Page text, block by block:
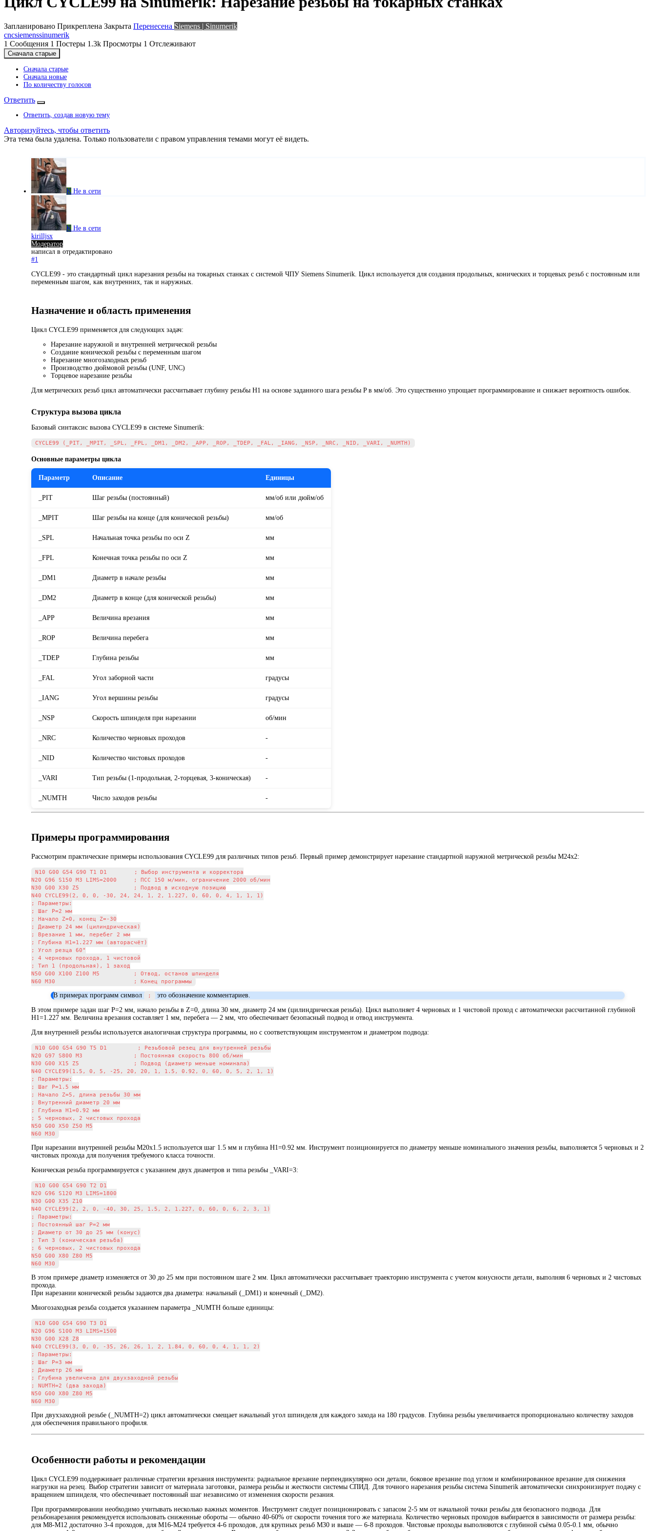
Запланировано Прикреплена Закрыта Перенесена Siemens | Sinumerik
cncsiemenssinumerik
1 Сообщения 1 Постеры 1.3k Просмотры 1 Отслеживают
Сначала старые
Сначала старые
Сначала новые
По количеству голосов
Ответить
Ответить, создав новую тему
Авторизуйтесь, чтобы ответить
Эта тема была удалена. Только пользователи с правом управления темами могут её видеть.
K Не в сети
K Не в сети
kirilljsx
Модератор
написал в отредактировано
#1
CYCLE99 - это стандартный цикл нарезания резьбы на токарных станках с системой ЧПУ Siemens Sinumerik. Цикл используется для создания продольных, конических и торцевых резьб с постоянным или
переменным шагом, как внутренних, так и наружных.
Назначение и область применения
Цикл CYCLE99 применяется для следующих задач:
Нарезание наружной и внутренней метрической резьбы
Создание конической резьбы с переменным шагом
Нарезание многозаходных резьб
Производство дюймовой резьбы (UNF, UNC)
Торцевое нарезание резьбы
Для метрических резьб цикл автоматически рассчитывает глубину резьбы H1 на основе заданного шага резьбы P в мм/об. Это существенно упрощает программирование и снижает вероятность ошибок.
Структура вызова цикла
Базовый синтаксис вызова CYCLE99 в системе Sinumerik:
Основные параметры цикла
Параметр Описание Единицы
_PIT Шаг резьбы (постоянный) мм/об или дюйм/об
_MPIT Шаг резьбы на конце (для конической резьбы) мм/об
_SPL Начальная точка резьбы по оси Z мм
_FPL Конечная точка резьбы по оси Z мм
_DM1 Диаметр в начале резьбы мм
_DM2 Диаметр в конце (для конической резьбы) мм
_APP Величина врезания мм
_ROP Величина перебега мм
_TDEP Глубина резьбы мм
_FAL Угол заборной части градусы
_IANG Угол вершины резьбы градусы
_NSP Скорость шпинделя при нарезании об/мин
_NRC Количество черновых проходов -
_NID Количество чистовых проходов -
_VARI Тип резьбы (1-продольная, 2-торцевая, 3-коническая) -
_NUMTH Число заходов резьбы -
Примеры программирования
Рассмотрим практические примеры использования CYCLE99 для различных типов резьб. Первый пример демонстрирует нарезание стандартной наружной метрической резьбы M24x2:
N10 G00 G54 G90 T1 D1        ; Выбор инструмента и корректора
N20 G96 S150 M3 LIMS=2000     ; ПСС 150 м/мин, ограничение 2000 об/мин
N30 G00 X30 Z5                ; Подвод в исходную позицию
N40 CYCLE99(2, 0, 0, -30, 24, 24, 1, 2, 1.227, 0, 60, 0, 4, 1, 1, 1)
; Параметры:
; Шаг P=2 мм
; Начало Z=0, конец Z=-30
; Диаметр 24 мм (цилиндрическая)
; Врезание 1 мм, перебег 2 мм
; Глубина H1=1.227 мм (авторасчёт)
; Угол резца 60°
; 4 черновых прохода, 1 чистовой
; Тип 1 (продольная), 1 заход
N50 G00 X100 Z100 M5          ; Отвод, останов шпинделя
В примерах программ символ ;
это обозначение комментариев.
В этом примере задан шаг P=2 мм, начало резьбы в Z=0, длина 30 мм, диаметр 24 мм (цилиндрическая резьба). Цикл выполняет 4 черновых и 1 чистовой проход с автоматически рассчитанной глубиной
H1=1.227 мм. Величина врезания составляет 1 мм, перебега — 2 мм, что обеспечивает безопасный подвод и отвод инструмента.
Для внутренней резьбы используется аналогичная структура программы, но с соответствующим инструментом и диаметром подвода:
N10 G00 G54 G90 T5 D1         ; Резьбовой резец для внутренней резьбы
N20 G97 S800 M3               ; Постоянная скорость 800 об/мин
N30 G00 X15 Z5                ; Подвод (диаметр меньше номинала)
N40 CYCLE99(1.5, 0, 5, -25, 20, 20, 1, 1.5, 0.92, 0, 60, 0, 5, 2, 1, 1)
; Параметры:
; Шаг P=1.5 мм
; Начало Z=5, длина резьбы 30 мм
; Внутренний диаметр 20 мм
; Глубина H1=0.92 мм
; 5 черновых, 2 чистовых прохода
N50 G00 X50 Z50 M5
При нарезании внутренней резьбы М20x1.5 используется шаг 1.5 мм и глубина H1=0.92 мм. Инструмент позиционируется по диаметру меньше номинального значения резьбы, выполняется 5 черновых и 2
чистовых прохода для получения требуемого класса точности.
Коническая резьба программируется с указанием двух диаметров и типа резьбы _VARI=3:
N10 G00 G54 G90 T2 D1
N20 G96 S120 M3 LIMS=1800
N30 G00 X35 Z10
N40 CYCLE99(2, 2, 0, -40, 30, 25, 1.5, 2, 1.227, 0, 60, 0, 6, 2, 3, 1)
; Параметры:
; Постоянный шаг P=2 мм
; Диаметр от 30 до 25 мм (конус)
; Тип 3 (коническая резьба)
; 6 черновых, 2 чистовых прохода
N50 G00 X80 Z80 M5
В этом примере диаметр изменяется от 30 до 25 мм при постоянном шаге 2 мм. Цикл автоматически рассчитывает траекторию инструмента с учетом конусности детали, выполняя 6 черновых и 2 чистовых
прохода.
При нарезании конической резьбы задаются два диаметра: начальный (_DM1) и конечный (_DM2).
Многозаходная резьба создается указанием параметра _NUMTH больше единицы:
N10 G00 G54 G90 T3 D1
N20 G96 S100 M3 LIMS=1500
N30 G00 X28 Z8
N40 CYCLE99(3, 0, 0, -35, 26, 26, 1, 2, 1.84, 0, 60, 0, 4, 1, 1, 2)
; Параметры:
; Шаг P=3 мм
; Диаметр 26 мм
; Глубина увеличена для двухзаходной резьбы
; NUMTH=2 (два захода)
N50 G00 X80 Z80 M5
При двухзаходной резьбе (_NUMTH=2) цикл автоматически смещает начальный угол шпинделя для каждого захода на 180 градусов. Глубина резьбы увеличивается пропорционально количеству заходов
для обеспечения правильного профиля.
Особенности работы и рекомендации
Цикл CYCLE99 поддерживает различные стратегии врезания инструмента: радиальное врезание перпендикулярно оси детали, боковое врезание под углом и комбинированное врезание для снижения
нагрузки на резец. Выбор стратегии зависит от материала заготовки, размера резьбы и жесткости системы СПИД. Для точного нарезания резьбы система Sinumerik автоматически синхронизирует подачу с
вращением шпинделя, что обеспечивает постоянный шаг независимо от изменения скорости резания.
При программировании необходимо учитывать несколько важных моментов. Инструмент следует позиционировать с запасом 2-5 мм от начальной точки резьбы для безопасного подвода. Для
резьбонарезания рекомендуется использовать сниженные обороты — обычно 40-60% от скорости точения того же материала. Количество черновых проходов выбирается в зависимости от размера резьбы:
для М8-М12 достаточно 3-4 проходов, для М16-М24 требуется 4-6 проходов, для крупных резьб М30 и выше — 6-8 проходов. Чистовые проходы выполняются с глубиной съёма 0.05-0.1 мм, обычно